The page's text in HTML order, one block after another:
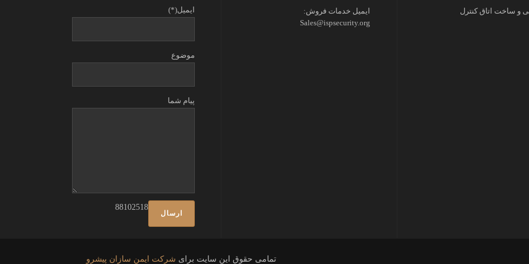
ایمیل(*)
موضوع
پیام شما
88102518
ایمیل خدمات فروش:
Sales@ispsecurity.org
و ساخت اتاق کنترل
تمامی حقوق این سایت برای شرکت ایمن سازان پیشرو